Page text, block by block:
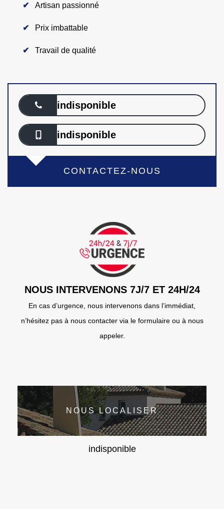
Artisan passionné
Prix imbattable
Travail de qualité
indisponible
indisponible
CONTACTEZ-NOUS
NOUS INTERVENONS 7J/7 ET 24H/24
En cas d’urgence, nous intervenons dans l’immédiat,
n’hésitez pas à nous contacter via le formulaire ou à nous
appeler.
NOUS LOCALISER
indisponible